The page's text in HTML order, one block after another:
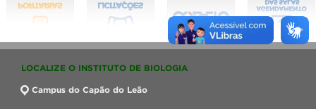
LOCALIZE O INSTITUTO DE BIOLOGIA
Campus do Capão do Leão